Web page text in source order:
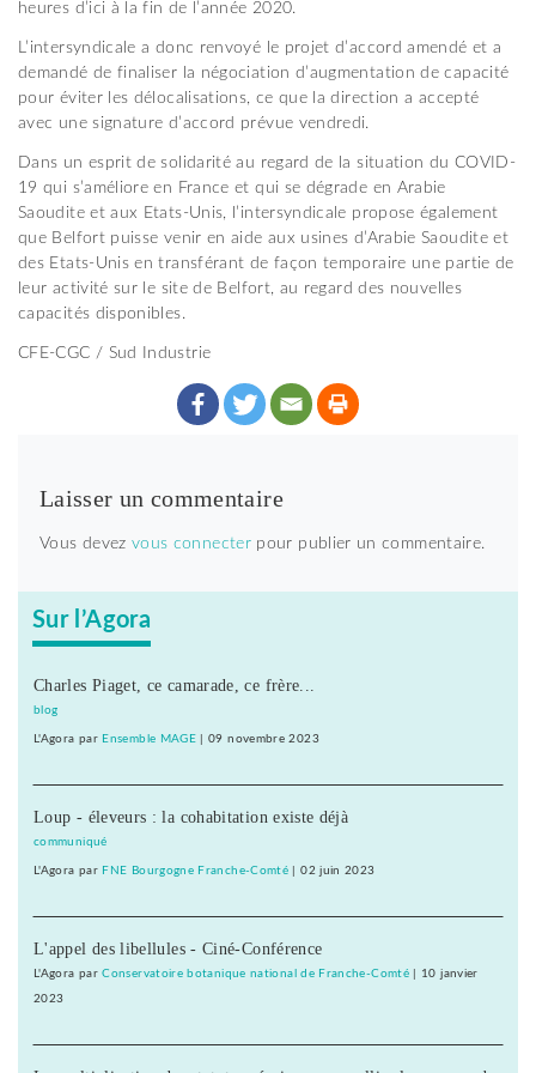
heures d’ici à la fin de l’année 2020.
L’intersyndicale a donc renvoyé le projet d’accord amendé et a
demandé de finaliser la négociation d’augmentation de capacité
pour éviter les délocalisations, ce que la direction a accepté
avec une signature d’accord prévue vendredi.
Dans un esprit de solidarité au regard de la situation du COVID-
19 qui s’améliore en France et qui se dégrade en Arabie
Saoudite et aux Etats-Unis, l’intersyndicale propose également
que Belfort puisse venir en aide aux usines d’Arabie Saoudite et
des Etats-Unis en transférant de façon temporaire une partie de
leur activité sur le site de Belfort, au regard des nouvelles
capacités disponibles.
CFE-CGC / Sud Industrie
Laisser un commentaire
Vous devez vous connecter pour publier un commentaire.
Sur l’Agora
Charles Piaget, ce camarade, ce frère...
blog
L'Agora par Ensemble MAGE |09 novembre 2023
Loup - éleveurs : la cohabitation existe déjà
communiqué
L'Agora par FNE Bourgogne Franche-Comté |02 juin 2023
L'appel des libellules - Ciné-Conférence
L'Agora parConservatoire botanique national de Franche-Comté| 10 janvier
2023